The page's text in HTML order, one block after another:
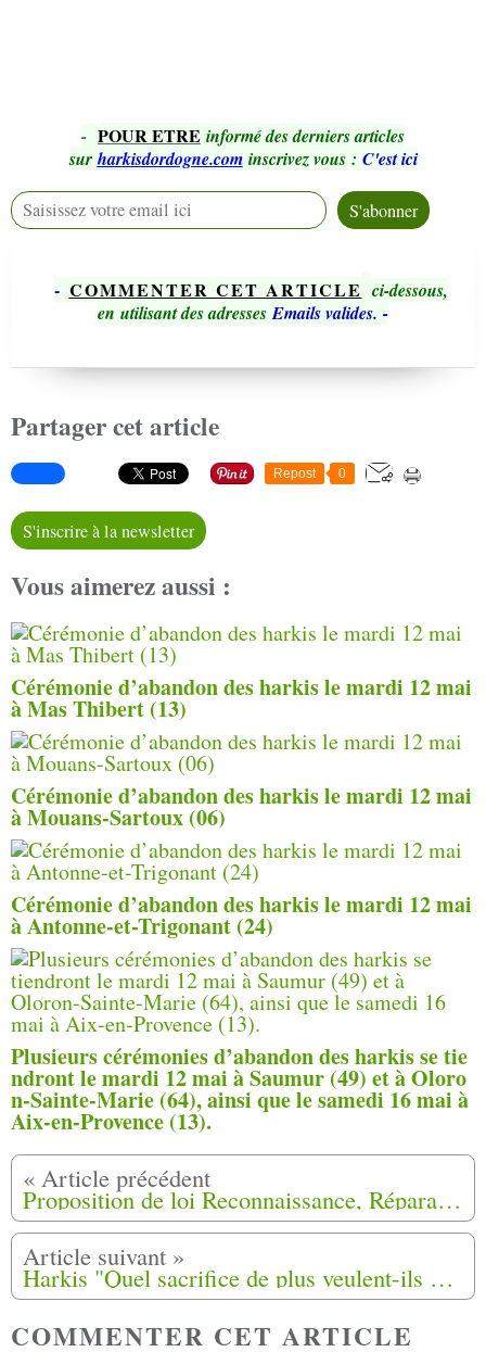
- POUR ETRE informé des derniers articles
sur harkisdordogne.com inscrivez vous : C'est ici
- COMMENTER CET ARTICLE ci-dessous,
en utilisant des adressesEmails valides. -
Partager cet article
Repost 0
S'inscrire à la newsletter
Vous aimerez aussi :
Cérémonie d’abandon des harkis le mardi 12 mai
à Mas Thibert (13)
Cérémonie d’abandon des harkis le mardi 12 mai
à Mouans-Sartoux (06)
Cérémonie d’abandon des harkis le mardi 12 mai
à Antonne-et-Trigonant (24)
Plusieurs cérémonies d’abandon des harkis se tie
ndront le mardi 12 mai à Saumur (49) et à Oloro
n-Sainte-Marie (64), ainsi que le samedi 16 mai à
Aix-en-Provence (13).
Proposition de loi Reconnaissance, Réparation et Réconciliation.
Harkis "Quel sacrifice de plus veulent-ils de vous ?"
COMMENTER CET ARTICLE